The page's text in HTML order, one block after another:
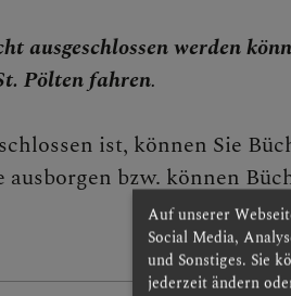
ausgeschlossen werden
Pölten fahren.
ist, können Sie
bzw. können
Auf unserer
Social Media,
und Sonstiges. Sie
jederzeit ändern